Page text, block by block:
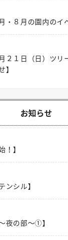
・８月の園内のイ
２１日（日）ツ
お知らせ
！】
ンシル】
夜の部～①】